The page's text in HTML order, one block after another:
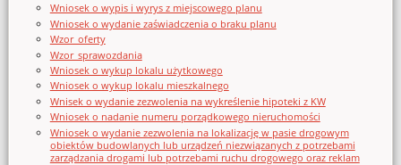
Wniosek o wypis i wyrys z miejscowego planu
Wniosek o wydanie zaświadczenia o braku planu
Wzor_oferty
Wzor_sprawozdania
Wniosek o wykup lokalu użytkowego
Wniosek o wykup lokalu mieszkalnego
Wnisek o wydanie zezwolenia na wykreślenie hipoteki z KW
Wniosek o nadanie numeru porządkowego nieruchomości
Wniosek o wydanie zezwolenia na lokalizację w pasie drogowym
obiektów budowlanych lub urządzeń niezwiązanych z potrzebami
zarządzania drogami lub potrzebami ruchu drogowego oraz reklam